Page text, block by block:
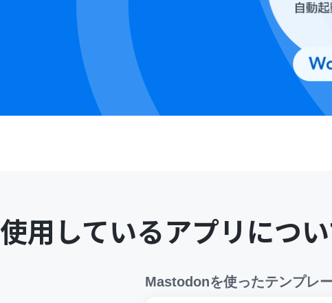
使用しているアプリにつ
Mastodonを使ったテンプレ